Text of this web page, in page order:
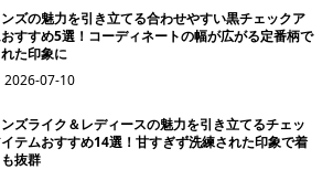
ズの魅力を引き立てる合わせやすい黒チェックア
すすめ5選！コーディネートの幅が広がる定番柄で
た印象に
2026-07-10
ズライク＆レディースの魅力を引き立てるチェッ
テムおすすめ14選！甘すぎず洗練された印象で着
抜群